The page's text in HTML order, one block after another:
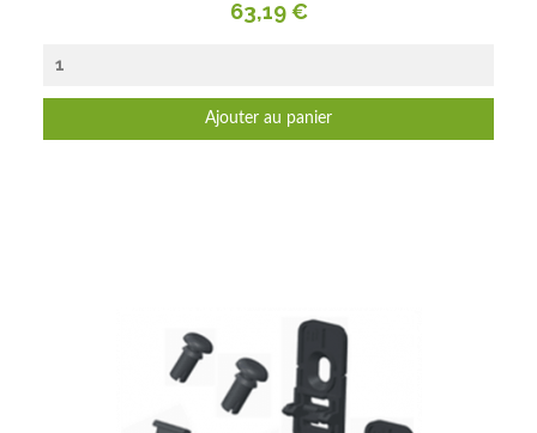
Prix
63,19 €
Ajouter au panier